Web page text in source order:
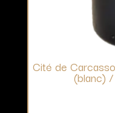
Cité de
(blanc)